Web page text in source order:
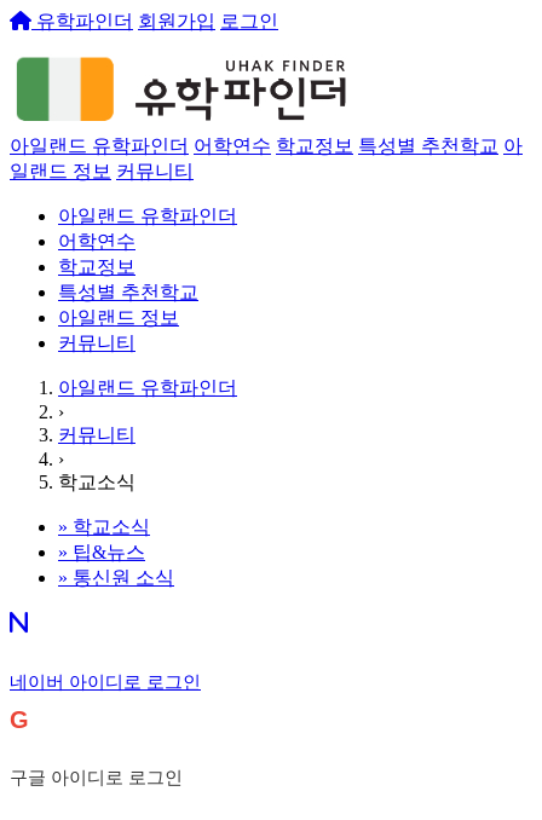
유학파인더 회원가입 로그인
아일랜드 유학파인더 어학연수 학교정보 특성별 추천학교 아
일랜드 정보 커뮤니티
아일랜드 유학파인더
어학연수
학교정보
특성별 추천학교
아일랜드 정보
커뮤니티
아일랜드 유학파인더
›
커뮤니티
›
학교소식
» 학교소식
» 팁&뉴스
» 통신원 소식
네이버 아이디로 로그인
G
구글 아이디로 로그인